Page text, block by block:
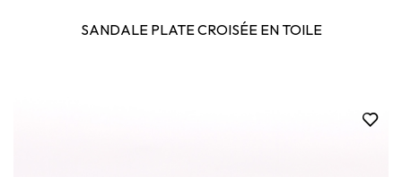
SANDALE PLATE CROISÉE EN TOILE